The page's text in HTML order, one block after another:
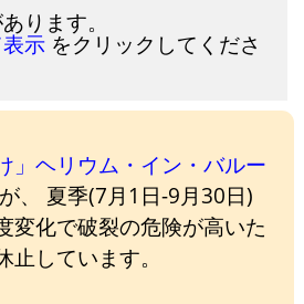
ります。
示 をクリックしてくださ
」ヘリウム・イン・バルー
、 夏季(7月1日-9月30日)
変化で破裂の危険が高いた
しています。